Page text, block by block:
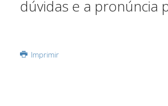
dúvidas e a pronúncia
Imprimir